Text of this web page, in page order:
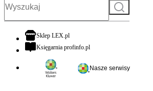
Szukaj
Sklep LEX.plotwiera się w nowej karcie
Księgarnia profinfo.plotwiera się w nowej karcie
Nasze serwisy